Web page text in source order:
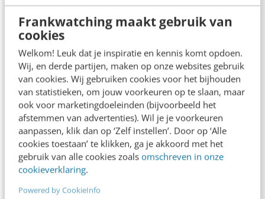
Frankwatching maakt gebruik van
cookies
Welkom! Leuk dat je inspiratie en kennis komt opdoen.
Wij, en derde partijen, maken op onze websites gebruik
van cookies. Wij gebruiken cookies voor het bijhouden
van statistieken, om jouw voorkeuren op te slaan, maar
ook voor marketingdoeleinden (bijvoorbeeld het
afstemmen van advertenties). Wil je je voorkeuren
aanpassen, klik dan op ‘Zelf instellen’. Door op ‘Alle
cookies toestaan’ te klikken, ga je akkoord met het
gebruik van alle cookies zoals omschreven in onze
cookieverklaring.
Powered by CookieInfo
te zijn met de de comments en like-knop van
het bericht. Neem deze leuke actie vanJysk
als voorbeeld: